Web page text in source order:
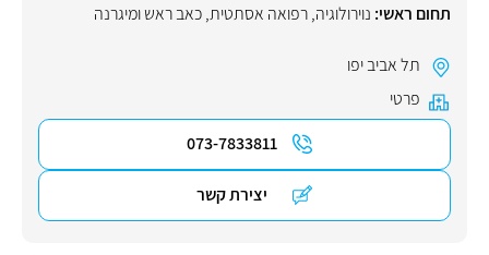
תחום ראשי: נוירולוגיה,רפואה אסתטית,כאב ראש ומיגרנה
תל אביב יפו
פרטי
073-7833811
יצירת קשר